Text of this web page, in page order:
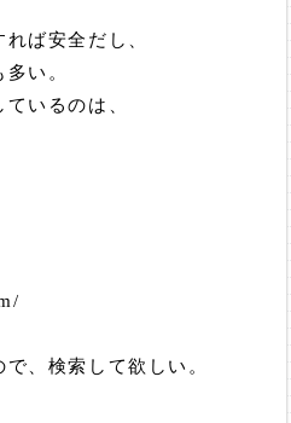
ば安全だし、
い。
いるのは、
、検索して欲しい。